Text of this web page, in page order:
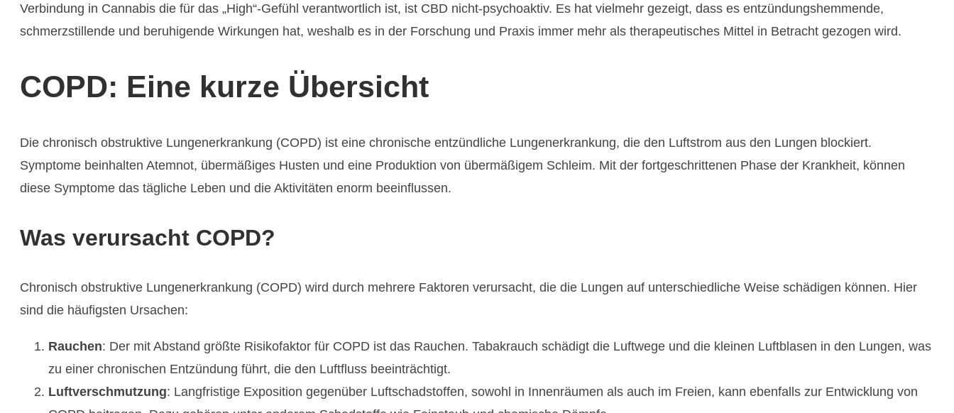
Verbindung in Cannabis die für das „High“-Gefühl verantwortlich ist, ist CBD nicht-psychoaktiv. Es hat vielmehr gezeigt, dass es entzündungshemmende,
schmerzstillende und beruhigende Wirkungen hat, weshalb es in der Forschung und Praxis immer mehr als therapeutisches Mittel in Betracht gezogen wird.
COPD: Eine kurze Übersicht
Die chronisch obstruktive Lungenerkrankung (COPD) ist eine chronische entzündliche Lungenerkrankung, die den Luftstrom aus den Lungen blockiert.
Symptome beinhalten Atemnot, übermäßiges Husten und eine Produktion von übermäßigem Schleim. Mit der fortgeschrittenen Phase der Krankheit, können
diese Symptome das tägliche Leben und die Aktivitäten enorm beeinflussen.
Was verursacht COPD?
Chronisch obstruktive Lungenerkrankung (COPD) wird durch mehrere Faktoren verursacht, die die Lungen auf unterschiedliche Weise schädigen können. Hier
sind die häufigsten Ursachen:
Rauchen: Der mit Abstand größte Risikofaktor für COPD ist das Rauchen. Tabakrauch schädigt die Luftwege und die kleinen Luftblasen in den Lungen, was
zu einer chronischen Entzündung führt, die den Luftfluss beeinträchtigt.
Luftverschmutzung: Langfristige Exposition gegenüber Luftschadstoffen, sowohl in Innenräumen als auch im Freien, kann ebenfalls zur Entwicklung von